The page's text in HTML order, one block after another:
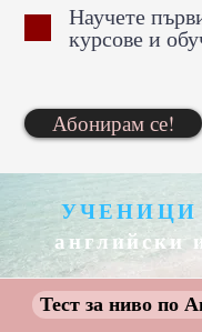
Научете
курсове и
Абонирам се!
английски
Тест за ниво по